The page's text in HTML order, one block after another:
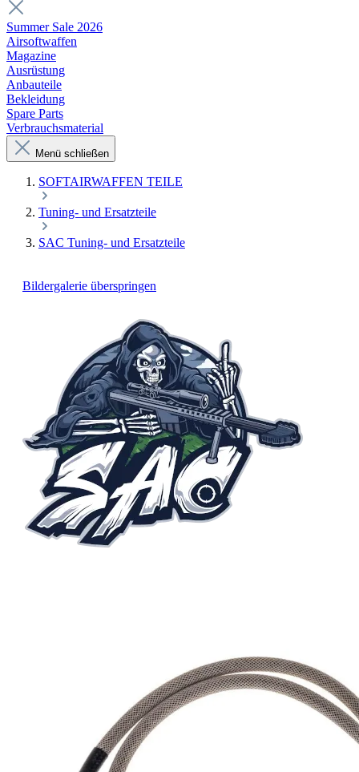
Summer Sale 2026
Airsoftwaffen
Magazine
Ausrüstung
Anbauteile
Bekleidung
Spare Parts
Verbrauchsmaterial
Menü schließen
SOFTAIRWAFFEN TEILE
Tuning- und Ersatzteile
SAC Tuning- und Ersatzteile
Bildergalerie überspringen